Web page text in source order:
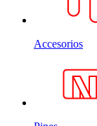
Accesorios